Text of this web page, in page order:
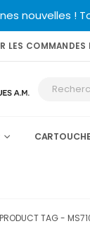
nouvelles !
LES
PRODUCT TAG -